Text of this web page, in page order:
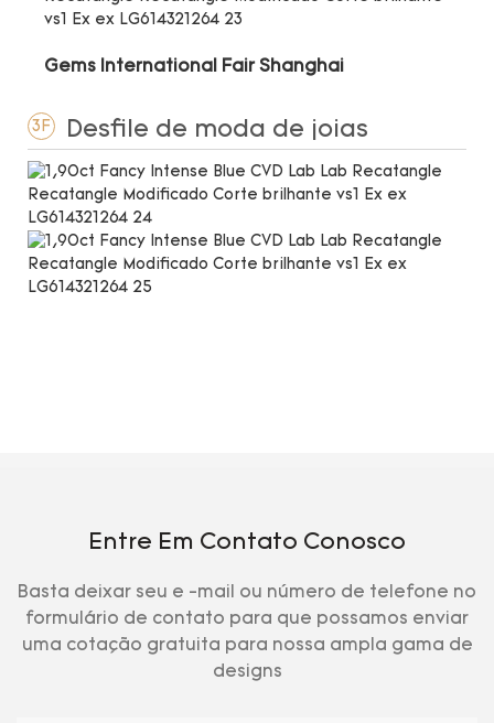
Gems International Fair Shanghai
3F Desfile de moda de joias
Entre Em Contato Conosco
Basta deixar seu e -mail ou número de telefone no
formulário de contato para que possamos enviar
uma cotação gratuita para nossa ampla gama de
designs